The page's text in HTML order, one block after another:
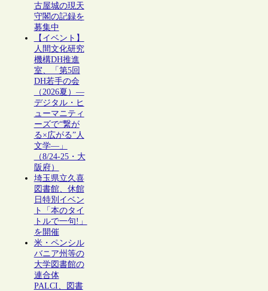
古屋城の現天
守閣の記録を
募集中
【イベント】
人間文化研究
機構DH推進
室、「第5回
DH若手の会
（2026夏）―
デジタル・ヒ
ューマニティ
ーズで“繋が
る×広がる”人
文学―」
（8/24-25・大
阪府）
埼玉県立久喜
図書館、休館
日特別イベン
ト「本のタイ
トルで一句!」
を開催
米・ペンシル
バニア州等の
大学図書館の
連合体
PALCI、図書